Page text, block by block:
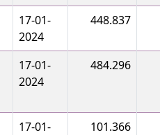
17-01-
2024
448.837
17-01-
2024
484.296
17-01-
101.366